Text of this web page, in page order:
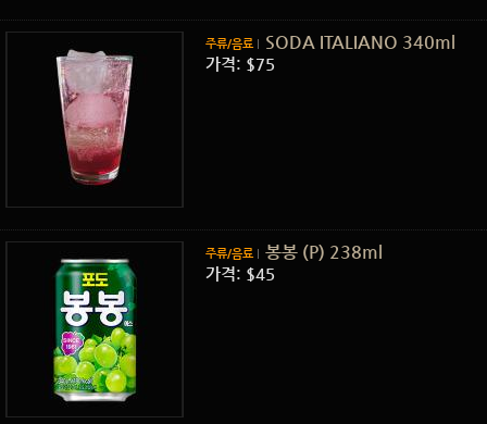
주류/음료 SODA ITALIANO 340ml
가격: $75
주류/음료 봉봉 (P) 238ml
가격: $45